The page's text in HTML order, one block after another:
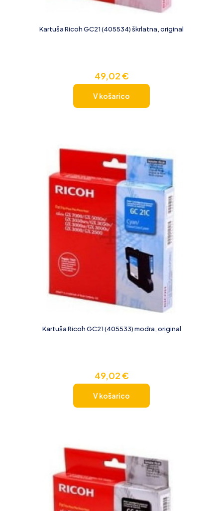
Kartuša Ricoh GC21 (405534) škrlatna, original
49,02€
V košarico
Kartuša Ricoh GC21 (405533) modra, original
49,02€
V košarico